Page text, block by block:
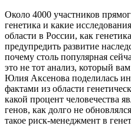
Около 4000 участников
генетика и какие
области в России, как
предупредить развитие
почему столь популярная
это не тот анализ, который
Юлия Аксенова поделилась
фактами из области
какой процент человечества
генов, как долго не
такое риск-менеджмент в